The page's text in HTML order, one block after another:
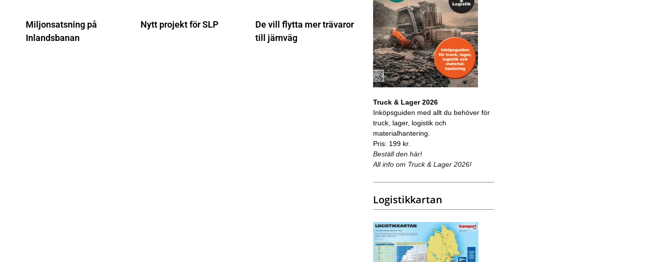
Miljonsatsning på
Inlandsbanan
Nytt projekt för SLP
De vill flytta mer trävaror
till järnväg
Truck & Lager 2026
Inköpsguiden med allt du behöver för
truck, lager, logistik och
materialhantering.
Pris: 199 kr.
Beställ den här!
All info om Truck & Lager 2026!
Logistikkartan